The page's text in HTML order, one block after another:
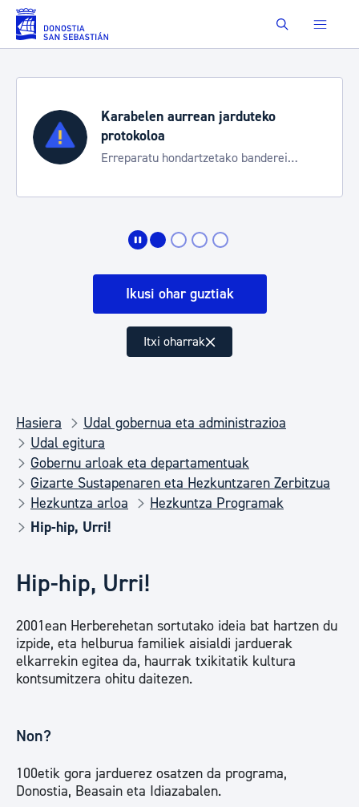
Eduki nagusira joan Buscar
Karabelen aurrean jarduteko
protokoloa
Erreparatu hondartzetako banderei
Ikusi ohar guztiak
Itxi oharrak
Hasiera
Udal gobernua eta administrazioa
Udal egitura
Gobernu arloak eta departamentuak
Gizarte Sustapenaren eta Hezkuntzaren Zerbitzua
Hezkuntza arloa
Hezkuntza Programak
Hip-hip, Urri!
Hip-hip, Urri!
2001ean Herberehetan sortutako ideia bat hartzen du
izpide, eta helburua familiek aisialdi jarduerak
elkarrekin egitea da, haurrak txikitatik kultura
kontsumitzera ohitu daitezen.
Non?
100etik gora jarduerez osatzen da programa,
Donostia, Beasain eta Idiazabalen.